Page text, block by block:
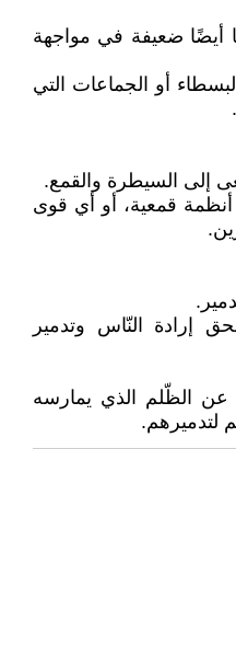
أيضًا ضعيفة في مواجهة
أو الجماعات التي
إلى السيطرة والقمع.
قمعية، أو أي قوى
إرادة النّاس وتدمير
الظّلم الذي يمارسه
لتدميرهم.